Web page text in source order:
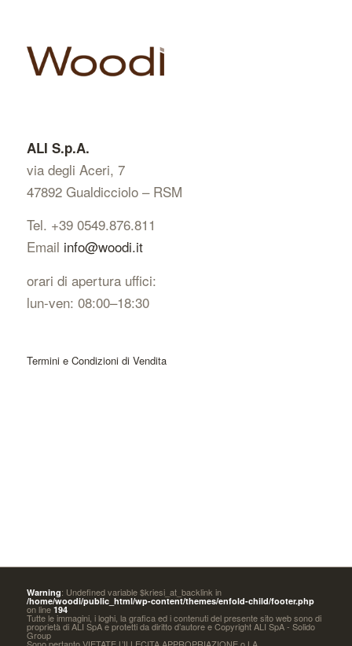
ALI S.p.A.
via degli Aceri, 7
47892 Gualdicciolo – RSM
Tel. +39 0549.876.811
Email info@woodi.it
orari di apertura uffici:
lun-ven: 08:00–18:30
Termini e Condizioni di Vendita
Warning: Undefined variable $kriesi_at_backlink in
/home/woodi/public_html/wp-content/themes/enfold-child/footer.php
on line 194
Tutte le immagini, i loghi, la grafica ed i contenuti del presente sito web sono di
proprietà di ALI SpA e protetti da diritto d’autore e Copyright ALI SpA - Solido
Group